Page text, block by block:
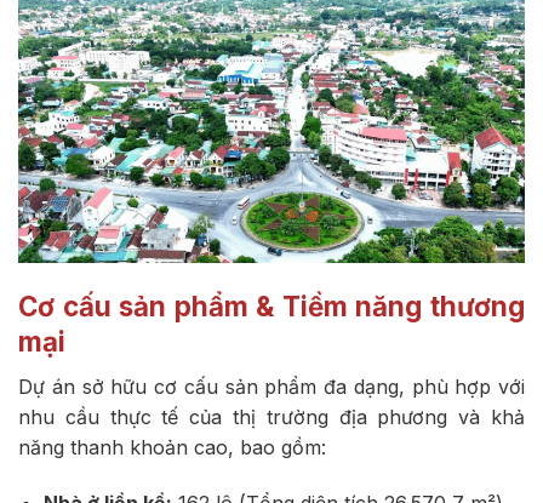
Cơ cấu sản phẩm & Tiềm năng thương
mại
Dự án sở hữu cơ cấu sản phẩm đa dạng, phù hợp với
nhu cầu thực tế của thị trường địa phương và khả
năng thanh khoản cao, bao gồm: